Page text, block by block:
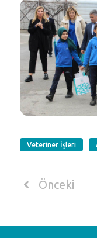
Veteriner İşleri
Önceki